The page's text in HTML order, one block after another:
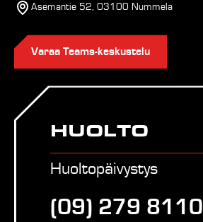
Asemantie 52, 03100 Nummela
Varaa Teams-keskustelu
HUOLTO
Huoltopäivystys
(09) 279 8110